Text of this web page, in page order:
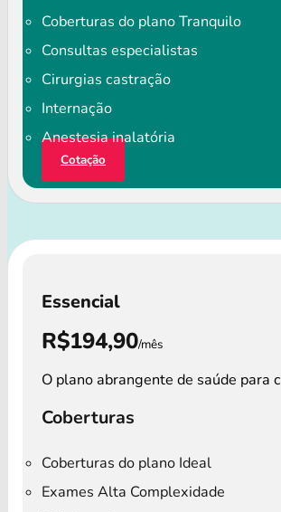
Coberturas do plano Tranquilo
Consultas especialistas
Cirurgias castração
Internação
Anestesia inalatória
Cotação
Essencial
R$194,90/mês
O plano abrangente de saúde para
Coberturas
Coberturas do plano Ideal
Exames Alta Complexidade